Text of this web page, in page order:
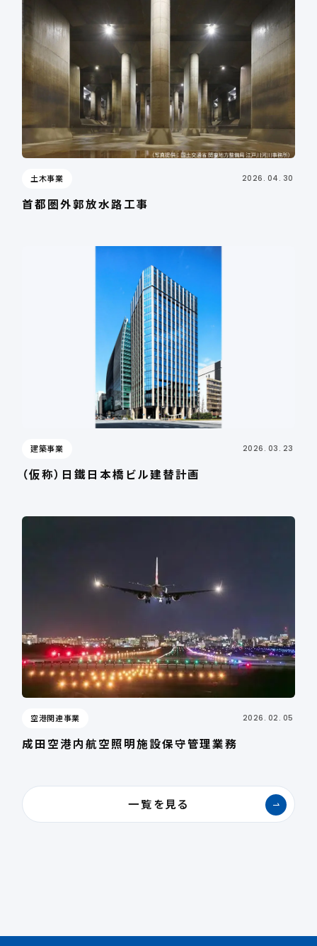
土木事業 2026. 04. 30
首都圏外郭放水路工事
建築事業 2026. 03. 23
（仮称）日鐵日本橋ビル建替計画
空港関連事業 2026. 02. 05
成田空港内航空照明施設保守管理業務
一覧を見る